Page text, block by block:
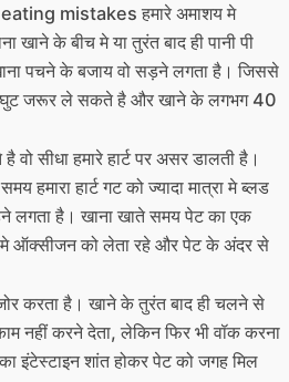
mistakes हमारे अमाशय मे
खाने के बीच मे या तुरंत बाद ही पानी पी
पचने के बजाय वो सड़ने लगता है। जिससे
घुट जरूर ले सकते है और खाने के लगभग 40
सीधा हमारे हार्ट पर असर डालती है।
हमारा हार्ट गट को ज्यादा मात्रा मे ब्लड
लगता है। खाना खाते समय पेट का एक
मे ऑक्सीजन को लेता रहे और पेट के अंदर से
करता है। खाने के तुरंत बाद ही चलने से
नहीं करने देता, लेकिन फिर भी वॉक करना
शांत होकर पेट को जगह मिल